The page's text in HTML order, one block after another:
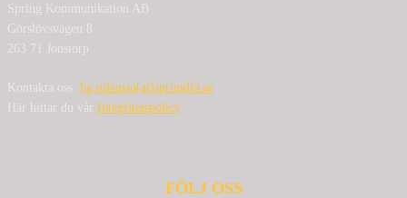
Spring Kommunikation AB
Görslövsvägen 8
263 71 Jonstorp
Kontakta oss: bg.nilensjo[at]springlfa.se
Här hittar du vår Integritetspolicy
FÖLJ OSS